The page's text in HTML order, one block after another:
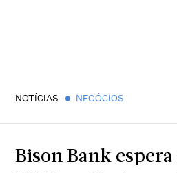
NOTÍCIAS NEGÓCIOS
Bison Bank